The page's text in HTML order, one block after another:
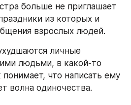
больше не приглашает
из которых и
взрослых людей.
личные
людьми, в какой-то
что написать ему
волна одиночества.